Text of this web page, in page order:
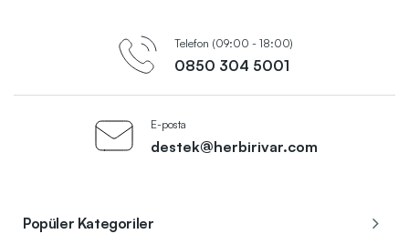
Telefon (09:00 - 18:00)
0850 304 5001
E-posta
destek@herbirivar.com
Popüler Kategoriler